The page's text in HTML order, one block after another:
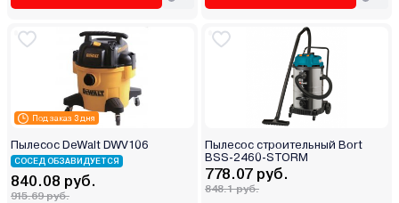
Под заказ 3 дня
Пылесос DeWalt DWV106
СОСЕД ОБЗАВИДУЕТСЯ
840.08 руб.
915.69 руб.
Пылесос строительный Bort
BSS-2460-STORM
778.07 руб.
848.1 руб.